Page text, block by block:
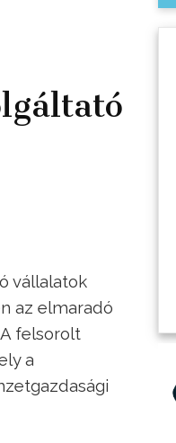
vállalatok
az elmaradó
felsorolt
a